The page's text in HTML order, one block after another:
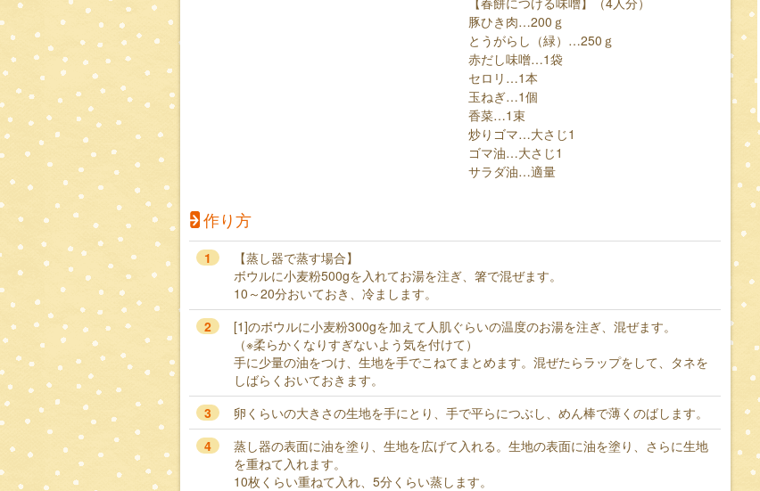
豚ひき肉…200ｇ
とうがらし（緑）…250ｇ
赤だし味噌…1袋
セロリ…1本
玉ねぎ…1個
香菜…1束
炒りゴマ…大さじ1
ゴマ油…大さじ1
サラダ油…適量
作り方
1
【蒸し器で蒸す場合】
ボウルに小麦粉500gを入れてお湯を注ぎ、箸で混ぜます。
10～20分おいておき、冷まします。
2
[1]のボウルに小麦粉300gを加えて人肌ぐらいの温度のお湯を注ぎ、混ぜます。
（※柔らかくなりすぎないよう気を付けて）
手に少量の油をつけ、生地を手でこねてまとめます。混ぜたらラップをして、タネを
しばらくおいておきます。
3
卵くらいの大きさの生地を手にとり、手で平らにつぶし、めん棒で薄くのばします。
4
蒸し器の表面に油を塗り、生地を広げて入れる。生地の表面に油を塗り、さらに生地
を重ねて入れます。
10枚くらい重ねて入れ、5分くらい蒸します。